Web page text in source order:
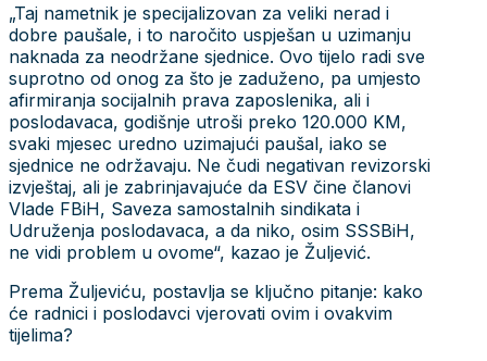
„Taj nametnik je specijalizovan za veliki nerad i
dobre paušale, i to naročito uspješan u uzimanju
naknada za neodržane sjednice. Ovo tijelo radi sve
suprotno od onog za što je zaduženo, pa umjesto
afirmiranja socijalnih prava zaposlenika, ali i
poslodavaca, godišnje utroši preko 120.000 KM,
svaki mjesec uredno uzimajući paušal, iako se
sjednice ne održavaju. Ne čudi negativan revizorski
izvještaj, ali je zabrinjavajuće da ESV čine članovi
Vlade FBiH, Saveza samostalnih sindikata i
Udruženja poslodavaca, a da niko, osim SSSBiH,
ne vidi problem u ovome“, kazao je Žuljević.
Prema Žuljeviću, postavlja se ključno pitanje: kako
će radnici i poslodavci vjerovati ovim i ovakvim
tijelima?